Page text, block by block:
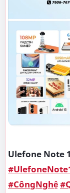
Ulefone Note
#CôngNghệ